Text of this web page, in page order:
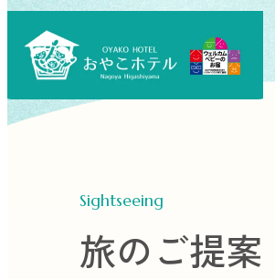
Sightseeing
旅のご提案